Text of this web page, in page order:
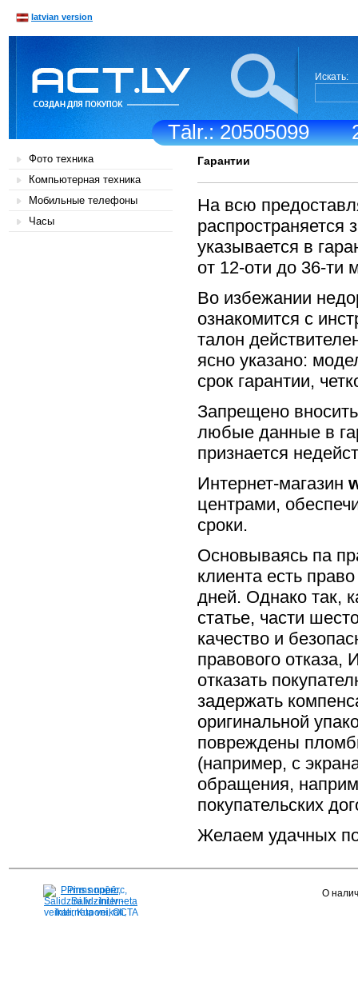
Tālr.: 20505099
latvian version
Искать:
Фото техника
Компьютерная техника
Мобильные телефоны
Часы
Гарантии
На всю
распространяется
указывается в
от 12-оти до 36-ти
Во избежании
ознакомится с
талон
ясно указано:
срок гарантии,
Запрещено
любые данные в
признается
Интернет-магазин
центрами,
сроки.
Основываясь па
клиента есть
дней. Однако так,
статье, части
качество и
правового отказа,
отказать
задержать
оригинальной
повреждены
(например, с
обращения,
покупательских
Желаем удачных
Pirms nopērc,
Salidzini.lv - Interneta
veikali, Kuponi, OCTA
О